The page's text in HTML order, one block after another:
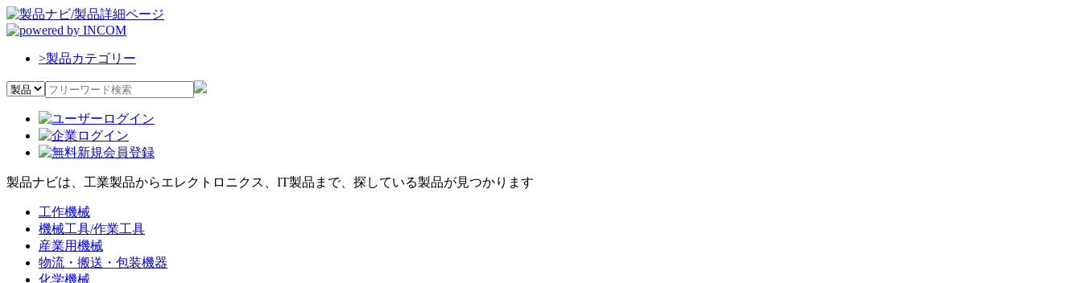
>製品カテゴリー
製品ナビは、工業製品からエレクトロニクス、IT製品まで、探している製品が見つかります
工作機械
機械工具/作業工具
産業用機械
物流・搬送・包装機器
化学機械